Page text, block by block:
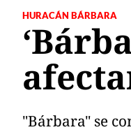
HURACÁN BÁRBARA
"Bárbara" se